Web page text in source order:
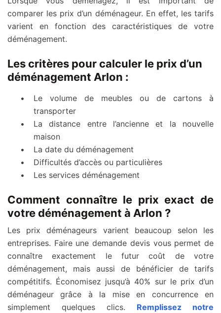
comparer les prix d’un déménageur. En effet, les tarifs
varient en fonction des caractéristiques de votre
déménagement.
Les critères pour calculer le prix d’un
déménagement Arlon :
Le volume de meubles ou de cartons à
transporter
La distance entre l’ancienne et la nouvelle
maison
La date du déménagement
Difficultés d’accès ou particulières
Les services déménagement
Comment connaître le prix exact de
votre déménagement à Arlon ?
Les prix déménageurs varient beaucoup selon les
entreprises. Faire une demande devis vous permet de
connaître exactement le futur coût de votre
déménagement, mais aussi de bénéficier de tarifs
compétitifs. Économisez jusqu’à 40% sur le prix d’un
déménageur grâce à la mise en concurrence en
simplement quelques clics. Remplissez notre